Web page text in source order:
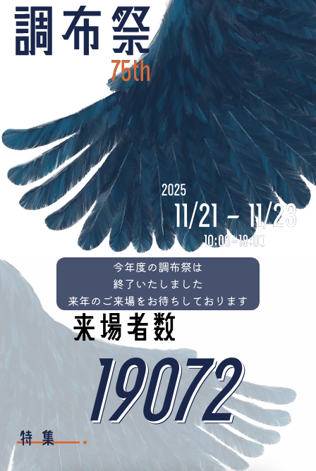
今年度の調布祭は
終了いたしました
来年のご来場をお待ちしております
来場者数
19072
特集